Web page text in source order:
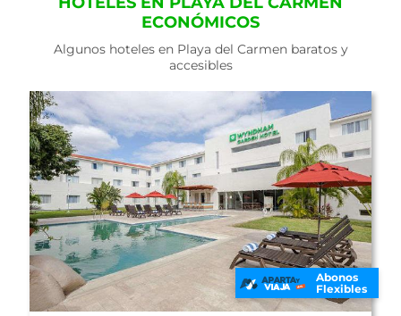
ECONÓMICOS
Algunos hoteles en Playa del Carmen baratos y
accesibles
Abonos
Flexibles